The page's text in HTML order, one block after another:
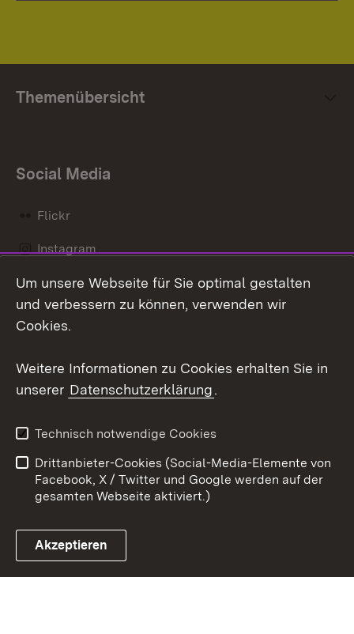
Themenübersicht
Social Media
Flickr
Instagram
Social Wall
Link zum Landesportal
Barrierefreiheit
Benutzungshinweise
Impressum
Cookies
Um unsere Webseite für Sie optimal gestalten
und verbessern zu können, verwenden wir
Cookies.
Weitere Informationen zu Cookies erhalten Sie in
unserer Datenschutzerklärung.
Technisch notwendige Cookies
Drittanbieter-Cookies (Social-Media-Elemente von
Facebook, X / Twitter und Google werden auf der
gesamten Webseite aktiviert.)
Akzeptieren